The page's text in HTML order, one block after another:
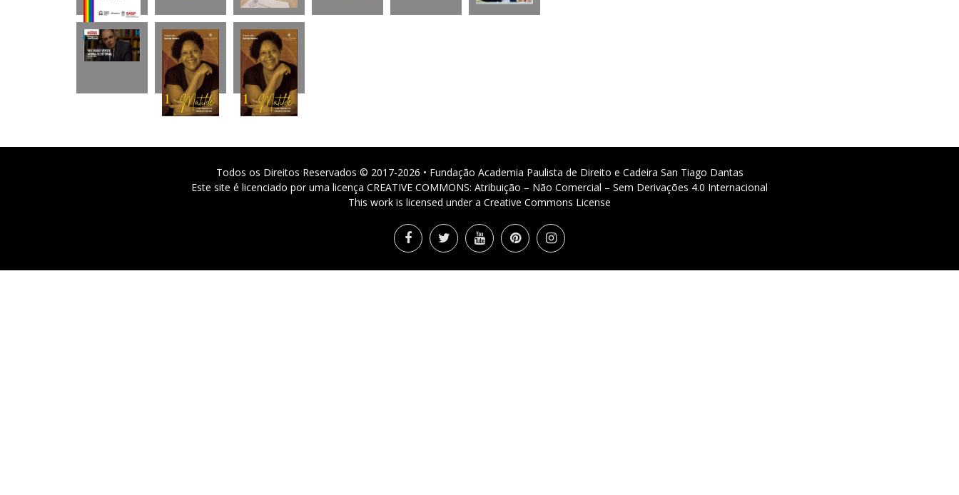
Todos os Direitos Reservados © 2017-2026 • Fundação Academia Paulista de Direito e Cadeira San Tiago Dantas
Este site é licenciado por uma licença CREATIVE COMMONS: Atribuição – Não Comercial – Sem Derivações 4.0 Internacional
This work is licensed under a Creative Commons License